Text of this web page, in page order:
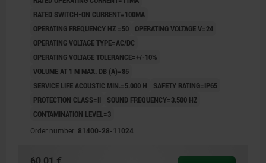
RATED SWITCH-ON CURRENT=100MA
OPERATING FREQUENCY HZ =50
OPERATING VOLTAGE V=24
OPERATING VOLTAGE TYPE=AC/DC
OPERATING VOLTAGE TOLERANCE=+/-10%
VOLUME AT 1 M MAX. DB (A)=85
SERVICE LIFE ACOUSTIC MIN.=5.000 H
SAFETY RATING=IP65
PROTECTION CLASS=II
SOUND FREQUENCY=3.500 HZ
CONTAMINATION LEVEL=3
Order number: 81400-28-11024